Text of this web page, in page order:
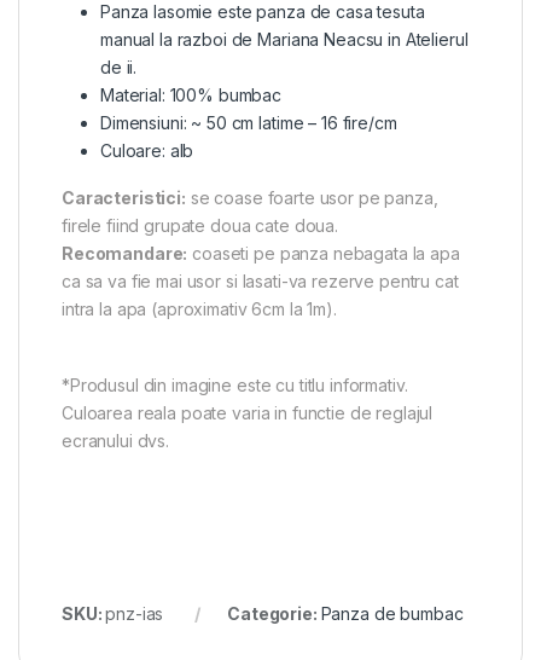
Panza Iasomie este panza de casa tesuta
manual la razboi de Mariana Neacsu in Atelierul
de ii.
Material: 100% bumbac
Dimensiuni: ~ 50 cm latime – 16 fire/cm
Culoare: alb
Caracteristici: se coase foarte usor pe panza,
firele fiind grupate doua cate doua.
Recomandare: coaseti pe panza nebagata la apa
ca sa va fie mai usor si lasati-va rezerve pentru cat
intra la apa (aproximativ 6cm la 1m).
*Produsul din imagine este cu titlu informativ.
Culoarea reala poate varia in functie de reglajul
ecranului dvs.
SKU:pnz-ias Categorie: Panza de bumbac